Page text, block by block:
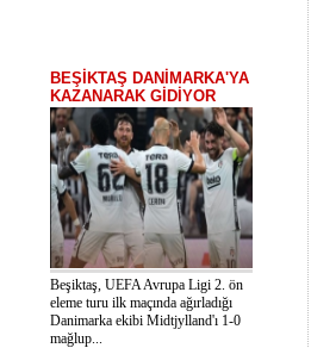
BEŞİKTAŞ DANİMARKA'YA
KAZANARAK GİDİYOR
Beşiktaş, UEFA Avrupa Ligi 2. ön
eleme turu ilk maçında ağırladığı
Danimarka ekibi Midtjylland'ı 1-0
mağlup...